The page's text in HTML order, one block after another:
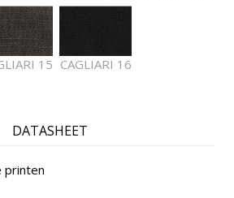
15 CAGLIARI 16
DATASHEET
printen